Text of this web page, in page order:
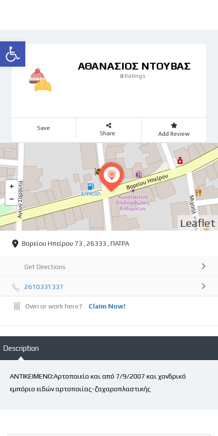
Ανοίξτε τη γραμμή εργαλείων
ΑΘΑΝΑΣΙΟΣ ΝΤΟΥΒΑΣ
0Ratings
Save
Share Add Review
Leaflet
Βορείου Ηπείρου 73 , 26333 , ΠΑΤΡΑ
Get Directions
2610331337
Own or work here? Claim Now!
Description
ΑΝΤΙΚΕΙΜΕΝΟ:Αρτοποιείο και από 7/9/2007 και χονδρικό
εμπόριο ειδών αρτοποιίας-ζαχαροπλαστικής